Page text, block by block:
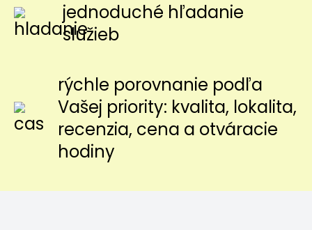
jednoduché hľadanie
služieb
rýchle porovnanie podľa
Vašej priority: kvalita, lokalita,
recenzia, cena a otváracie
hodiny